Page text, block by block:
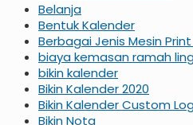
Belanja
Bentuk Kalender
Berbagai Jenis Mesin
biaya kemasan ramah
bikin kalender
Bikin Kalender 2020
Bikin Kalender Custom
Bikin Nota